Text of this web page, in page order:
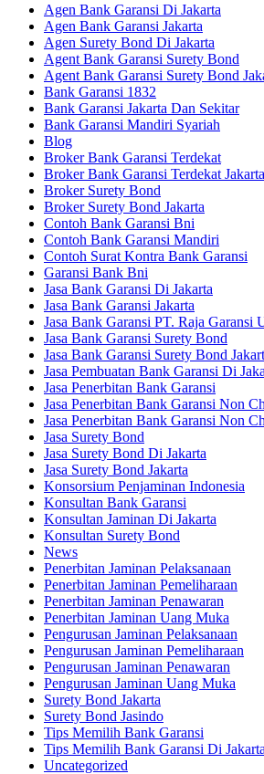
Agen Bank Garansi Di Jakarta
Agen Bank Garansi Jakarta
Agen Surety Bond Di Jakarta
Agent Bank Garansi Surety Bond
Agent Bank Garansi Surety Bond
Bank Garansi 1832
Bank Garansi Jakarta Dan Sekitar
Bank Garansi Mandiri Syariah
Blog
Broker Bank Garansi Terdekat
Broker Bank Garansi Terdekat Jakarta
Broker Surety Bond
Broker Surety Bond Jakarta
Contoh Bank Garansi Bni
Contoh Bank Garansi Mandiri
Contoh Surat Kontra Bank Garansi
Garansi Bank Bni
Jasa Bank Garansi Di Jakarta
Jasa Bank Garansi Jakarta
Jasa Bank Garansi PT. Raja Garansi
Jasa Bank Garansi Surety Bond
Jasa Bank Garansi Surety Bond
Jasa Pembuatan Bank Garansi Di
Jasa Penerbitan Bank Garansi
Jasa Penerbitan Bank Garansi Non
Jasa Penerbitan Bank Garansi Non
Jasa Surety Bond
Jasa Surety Bond Di Jakarta
Jasa Surety Bond Jakarta
Konsorsium Penjaminan Indonesia
Konsultan Bank Garansi
Konsultan Jaminan Di Jakarta
Konsultan Surety Bond
News
Penerbitan Jaminan Pelaksanaan
Penerbitan Jaminan Pemeliharaan
Penerbitan Jaminan Penawaran
Penerbitan Jaminan Uang Muka
Pengurusan Jaminan Pelaksanaan
Pengurusan Jaminan Pemeliharaan
Pengurusan Jaminan Penawaran
Pengurusan Jaminan Uang Muka
Surety Bond Jakarta
Surety Bond Jasindo
Tips Memilih Bank Garansi
Tips Memilih Bank Garansi Di Jakarta
Uncategorized